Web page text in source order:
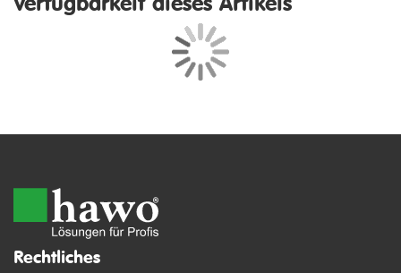
Rechtliches